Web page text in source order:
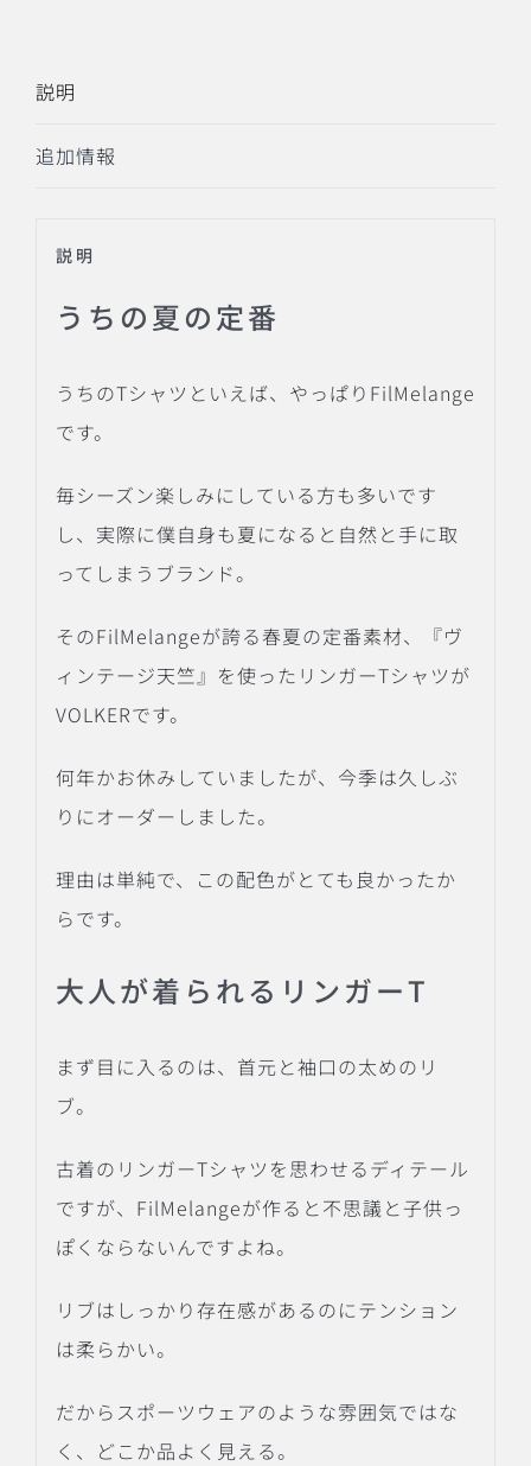
説明
追加情報
説明
うちの夏の定番
うちのTシャツといえば、やっぱりFilMelange
です。
毎シーズン楽しみにしている方も多いです
し、実際に僕自身も夏になると自然と手に取
ってしまうブランド。
そのFilMelangeが誇る春夏の定番素材、『ヴ
ィンテージ天竺』を使ったリンガーTシャツが
VOLKERです。
何年かお休みしていましたが、今季は久しぶ
りにオーダーしました。
理由は単純で、この配色がとても良かったか
らです。
大人が着られるリンガーT
まず目に入るのは、首元と袖口の太めのリ
ブ。
古着のリンガーTシャツを思わせるディテール
ですが、FilMelangeが作ると不思議と子供っ
ぽくならないんですよね。
リブはしっかり存在感があるのにテンション
は柔らかい。
だからスポーツウェアのような雰囲気ではな
く、どこか品よく見える。